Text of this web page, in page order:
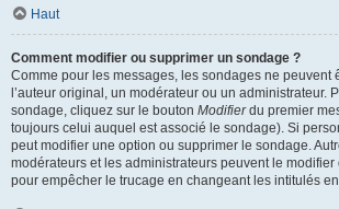
Haut
Comment modifier ou supprimer un sondage ?
Comme pour les messages, les sondages ne peuvent
l’auteur original, un modérateur ou un administrateur.
sondage, cliquez sur le bouton Modifierdu premier
toujours celui auquel est associé le sondage). Si
peut modifier une option ou supprimer le sondage.
modérateurs et les administrateurs peuvent le modifier
pour empêcher le trucage en changeant les intitulés